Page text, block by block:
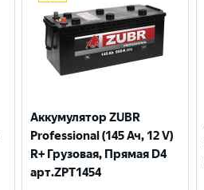
Аккумулятор ZUBR
Professional (145 Ач, 12 V)
R+ Грузовая, Прямая D4
арт.ZPT1454